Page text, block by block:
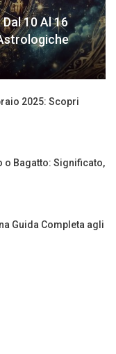
10 Al 16
2025: Scopri
o Bagatto: Significato,
Guida Completa agli